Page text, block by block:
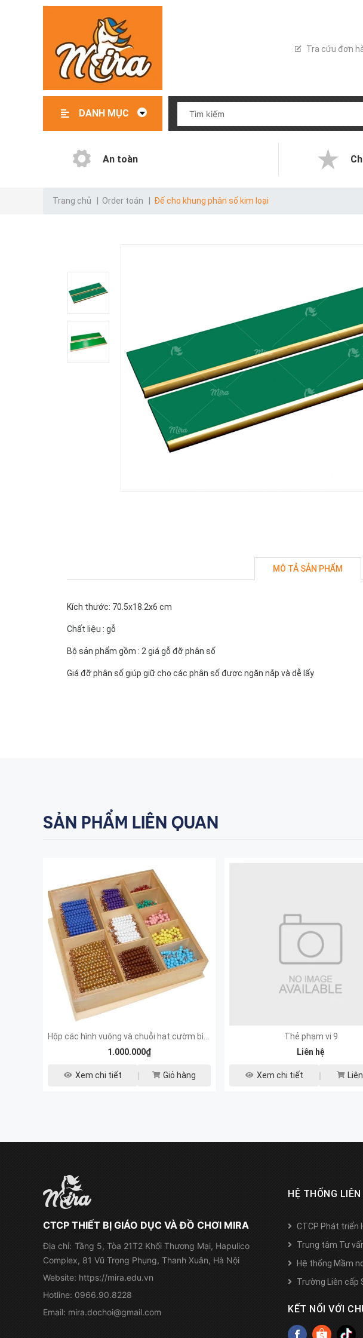
Tra cứu đơn
DANH MỤC
An toàn
Trang chủ Order toán Đế cho khung phân số kim loại
MÔ TẢ SẢN PHẨM
Kích thước: 70.5x18.2x6 cm
Chất liệu : gỗ
Bộ sản phẩm gồm : 2 giá gỗ đỡ phân số
Giá đỡ phân số giúp giữ cho các phân số được ngăn nắp và dễ lấy
SẢN PHẨM LIÊN QUAN
1.000.000₫
Xem chi tiết Giỏ hàng
Thẻ phạm vi 9
Liên hệ
Xem chi tiết
CTCP THIẾT BỊ GIÁO DỤC VÀ ĐỒ CHƠI MIRA
Địa chỉ: Tầng 5, Tòa 21T2 Khối Thương Mại, Hapulico
Complex, 81 Vũ Trọng Phụng, Thanh Xuân, Hà Nội
Website: https://mira.edu.vn
Hotline: 0966.90.8228
Email: mira.dochoi@gmail.com
HỆ THỐNG LIÊN
CTCP Phát triển
Trung tâm Tư
Hệ thống Mầm
Trường Liên cấp
KẾT NỐI VỚI